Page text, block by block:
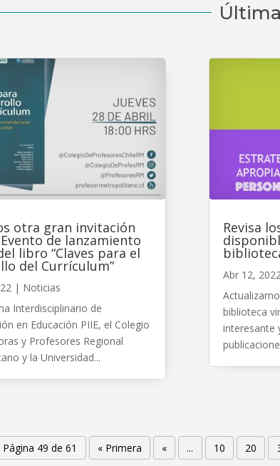
otra gran invitación
de lanzamiento
libro “Claves para el
del Currículum”
| Noticias
Interdisciplinario de
en Educación PIIE, el Colegio
y Profesores Regional
y la Universidad...
Revisa
Abr 12,
biblioteca
interesante
Página 49 de 61 « Primera « ... 10 20